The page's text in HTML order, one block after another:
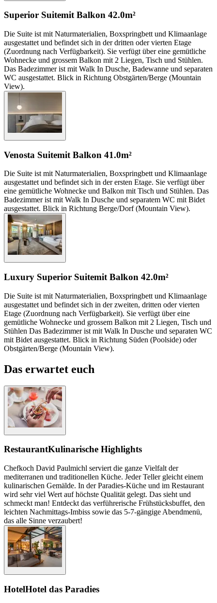
Superior Suitemit Balkon 42.0m²
Die Suite ist mit Naturmaterialien, Boxspringbett und Klimaanlage
ausgestattet und befindet sich in der dritten oder vierten Etage
(Zuordnung nach Verfügbarkeit). Sie verfügt über eine gemütliche
Wohnecke und grossem Balkon mit 2 Liegen, Tisch und Stühlen.
Das Badezimmer ist mit Walk In Dusche, Badewanne und separaten
WC ausgestattet. Blick in Richtung Obstgärten/Berge (Mountain
View).
Venosta Suitemit Balkon 41.0m²
Die Suite ist mit Naturmaterialien, Boxspringbett und Klimaanlage
ausgestattet und befindet sich in der ersten Etage. Sie verfügt über
eine gemütliche Wohnecke und Balkon mit Tisch und Stühlen. Das
Badezimmer ist mit Walk In Dusche und separatem WC mit Bidet
ausgestattet. Blick in Richtung Berge/Dorf (Mountain View).
Luxury Superior Suitemit Balkon 42.0m²
Die Suite ist mit Naturmaterialien, Boxspringbett und Klimaanlage
ausgestattet und befindet sich in der zweiten, dritten oder vierten
Etage (Zuordnung nach Verfügbarkeit). Sie verfügt über eine
gemütliche Wohnecke und grossem Balkon mit 2 Liegen, Tisch und
Stühlen Das Badezimmer ist mit Walk In Dusche und separaten WC
mit Bidet ausgestattet. Blick in Richtung Süden (Poolside) oder
Obstgärten/Berge (Mountain View).
Das erwartet euch
RestaurantKulinarische Highlights
Chefkoch David Paulmichl serviert die ganze Vielfalt der
mediterranen und traditionellen Küche. Jeder Teller gleicht einem
kulinarischen Gemälde. In der Paradies-Küche und im Restaurant
wird sehr viel Wert auf höchste Qualität gelegt. Das sieht und
schmeckt man! Entdeckt das verführerische Frühstücksbuffet, den
leichten Nachmittags-Imbiss sowie das 5-7-gängige Abendmenü,
das alle Sinne verzaubert!
HotelHotel das Paradies